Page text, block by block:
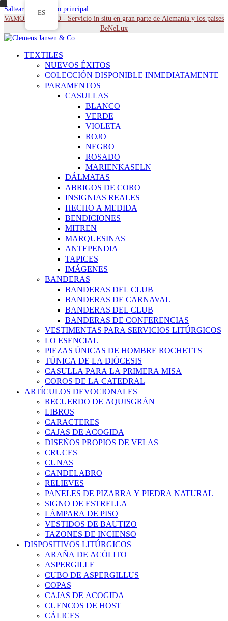
Saltear al contenido principal
VAMOS A USTED - Servicio in situ en gran parte de Alemania y los países
BeNeLux
TEXTILES
NUEVOS ÉXITOS
COLECCIÓN DISPONIBLE INMEDIATAMENTE
PARAMENTOS
CASULLAS
BLANCO
VERDE
VIOLETA
ROJO
NEGRO
ROSADO
MARIENKASELN
DÁLMATAS
ABRIGOS DE CORO
INSIGNIAS REALES
HECHO A MEDIDA
BENDICIONES
MITREN
MARQUESINAS
ANTEPENDIA
TAPICES
IMÁGENES
BANDERAS
BANDERAS DEL CLUB
BANDERAS DE CARNAVAL
BANDERAS DEL CLUB
BANDERAS DE CONFERENCIAS
VESTIMENTAS PARA SERVICIOS LITÚRGICOS
LO ESENCIAL
PIEZAS ÚNICAS DE HOMBRE ROCHETTS
TÚNICA DE LA DIÓCESIS
CASULLA PARA LA PRIMERA MISA
COROS DE LA CATEDRAL
ARTÍCULOS DEVOCIONALES
RECUERDO DE AQUISGRÁN
LIBROS
CARACTERES
CAJAS DE ACOGIDA
DISEÑOS PROPIOS DE VELAS
CRUCES
CUNAS
CANDELABRO
RELIEVES
PANELES DE PIZARRA Y PIEDRA NATURAL
SIGNO DE ESTRELLA
LÁMPARA DE PISO
VESTIDOS DE BAUTIZO
TAZONES DE INCIENSO
DISPOSITIVOS LITÚRGICOS
ARAÑA DE ACÓLITO
ASPERGILLE
CUBO DE ASPERGILLUS
COPAS
CAJAS DE ACOGIDA
CUENCOS DE HOST
CÁLICES
ES